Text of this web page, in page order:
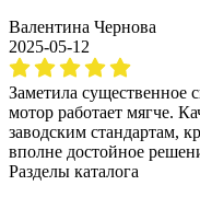
Валентина Чернова
2025-05-12
Заметила существенное
мотор работает мягче.
заводским стандартам,
вполне достойное
Разделы каталога